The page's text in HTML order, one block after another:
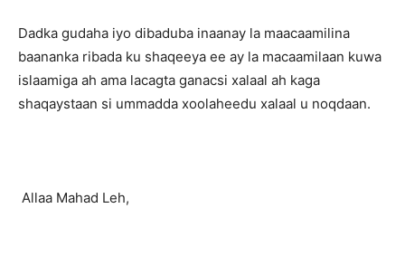
Dadka gudaha iyo dibaduba inaanay la maacaamilina
baananka ribada ku shaqeeya ee ay la macaamilaan kuwa
islaamiga ah ama lacagta ganacsi xalaal ah kaga
shaqaystaan si ummadda xoolaheedu xalaal u noqdaan.
Allaa Mahad Leh,